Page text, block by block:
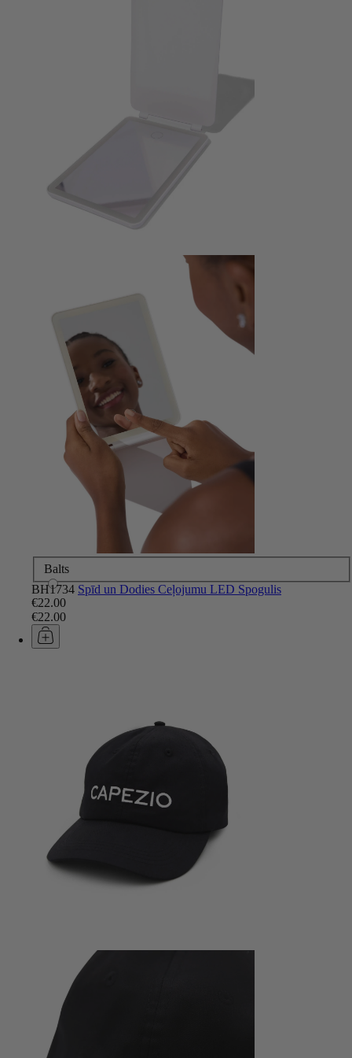
Balts
BH1734 Spīd un Dodies Ceļojumu LED Spogulis
€22.00
€22.00